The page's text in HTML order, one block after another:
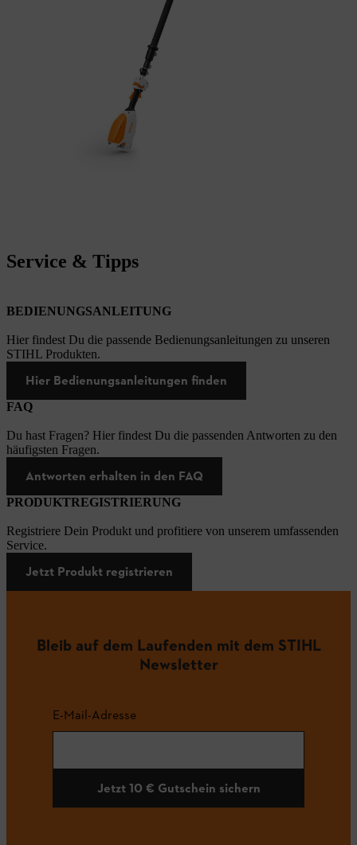
Service & Tipps
BEDIENUNGSANLEITUNG
Hier findest Du die passende Bedienungsanleitungen zu unseren
STIHL Produkten.
Hier Bedienungsanleitungen finden
FAQ
Du hast Fragen? Hier findest Du die passenden Antworten zu den
häufigsten Fragen.
Antworten erhalten in den FAQ
PRODUKTREGISTRIERUNG
Registriere Dein Produkt und profitiere von unserem umfassenden
Service.
Jetzt Produkt registrieren
Bleib auf dem Laufenden mit dem STIHL
Newsletter
E-Mail-Adresse
Jetzt 10 € Gutschein sichern